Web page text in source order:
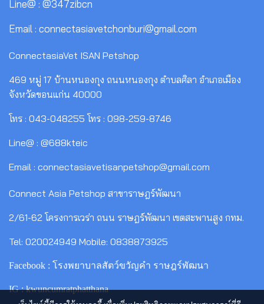
Line@ : @347zibcn
Email : connectasiavetchonburi@gmail.com
ConnectasiaVet ISAN Petshop
469 หมู่ 17 บ้านหนองกุง ถนนหนองกุง ตำบลศิลา อำเภอเมือง
จังหวัดขอนแก่น 40000
โทร : 043-048255 โทร : 098-259-8746
Line@ : @688kteic
Email : connectasiavetisanpetshop@gmail.com
Connect Asia Petshop สาขาราษฎร์พัฒนา
2/61-62 โครงการเวร่า ถนน ราษฎร์พัฒนา เขตสะพานสูง กทม.
Tel: 020024949 Mobile: 0838873925
Facebook : โรงพยาบาลสัตว์ขวัญคำ ราษฎร์พัฒนา
IG : kwuncumratphatthana